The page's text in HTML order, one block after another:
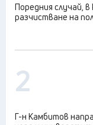
Поредния случай,
разчистване на
2
Г-н Камбитов